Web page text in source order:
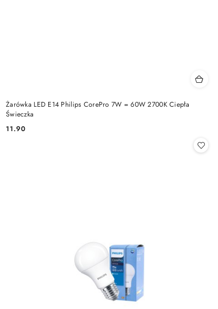
Żarówka LED E14 Philips CorePro 7W = 60W 2700K Ciepła
Świeczka
Cena:
11.90